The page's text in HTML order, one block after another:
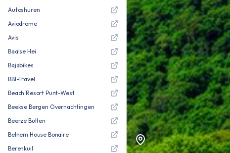
Autoshuren
Aviodrome
Avis
Baalse Hei
Bajabikes
BBI-Travel
Beach Resort Punt-West
Beekse Bergen Overnachtingen
Beerze Bulten
Belnem House Bonaire
Berenkuil